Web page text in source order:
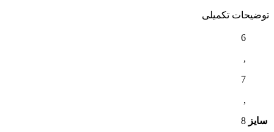
توضیحات تکمیلی
سایز
6
,
7
,
8